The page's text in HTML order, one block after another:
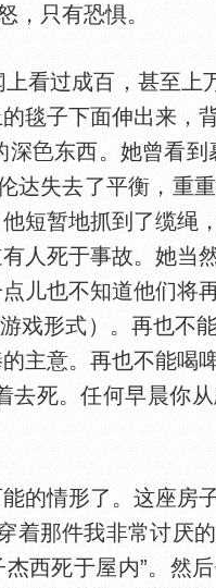
只有恐惧。
过成百，甚至上
毯子下面伸出来，
深
东西。她曾看到
达失去了平衡，重
短暂地抓到了缆绳
人死于事故。她当
儿也不知道他们将
戏形式）。再也不
主意。再也不能喝
去死。任何早晨你从
的情形了。这座房
着那件我非常讨厌
西死于屋内”。然